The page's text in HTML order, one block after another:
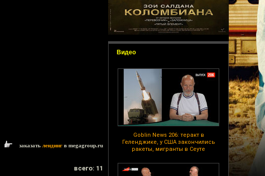
Видео
Goblin News 206: теракт в
Геленджике, у США закончились
ракеты, мигранты в Сеуте
заказать лендинг в megagroup.ru
всего: 11